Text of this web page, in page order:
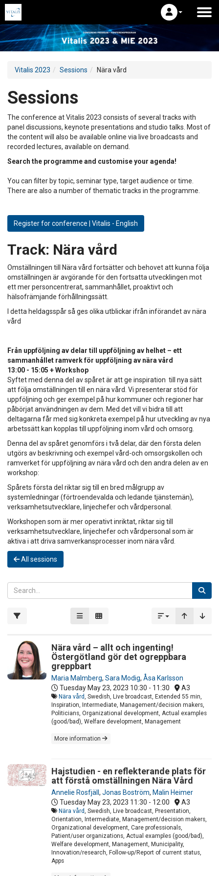
Vitalis 2023 Sessions Nära vård
Sessions
The conference at Vitalis 2023 consists of several tracks with
panel discussions, keynote presentations and studio talks. Most of
the content will also be available online via live broadcasts and
recorded lectures, available on demand.
Search the programme and customise your agenda!
You can filter by topic, seminar type, target audience or time.
There are also a number of thematic tracks in the programme.
Register for conference | Vitalis - English
Track: Nära vård
Omställningen till Nära vård fortsätter och behovet att kunna följa
omställningen är avgörande för den fortsatta utvecklingen mot
ett mer personcentrerat, sammanhållet, proaktivt och
hälsofrämjande förhållningssätt.
I detta heldagsspår så ges olika utblickar ifrån införandet av nära
vård
Från uppföljning av delar till uppföljning av helhet – ett
sammanhållet ramverk för uppföljning av nära vård
13:00 - 15:05 + Workshop
Syftet med denna del av spåret är att ge inspiration till nya sätt
att följa omställningen till en nära vård. Vi presenterar stöd för
uppföljning och ger exempel på hur kommuner och regioner har
påbörjat användningen av dem. Med det vill vi bidra till att
deltagarna får med sig konkreta exempel på hur utveckling av nya
arbetssätt kan kopplas till uppföljning inom vård och omsorg.
Denna del av spåret genomförs i två delar, där den första delen
utgörs av beskrivning och exempel vård-och omsorgskollen och
ramverket för uppföljning av nära vård och den andra delen av en
workshop:
Spårets första del riktar sig till en bred målgrupp av
systemledningar (förtroendevalda och ledande tjänstemän),
verksamhetsutvecklare, linjechefer och vårdpersonal.
Workshopen som är mer operativt inriktat, riktar sig till
verksamhetsutvecklare, linjechefer och vårdpersonal som är
aktiva i att driva samverkansprocesser inom nära vård.
All sessions
Nära vård – allt och ingenting!
Östergötland gör det ogreppbara
greppbart
Maria Malmberg, Sara Modig, Åsa Karlsson
Tuesday May 23, 2023 10:30 - 11:30 A3
Nära vård , Swedish, Live broadcast, Extended 55 min,
Inspiration, Intermediate, Management/decision makers,
Politicians, Organizational development, Actual examples
(good/bad), Welfare development, Management
More information
Hajstudien - en reflekterande plats för
att förstå omställningen Nära Vård
Annelie Rosfjäll , Jonas Boström, Malin Heimer
Tuesday May 23, 2023 11:30 - 12:00 A3
Nära vård , Swedish, Live broadcast, Presentation,
Orientation, Intermediate, Management/decision makers,
Organizational development, Care professionals,
Patient/user organizations, Actual examples (good/bad),
Welfare development, Management, Municipality,
Innovation/research, Follow-up/Report of current status,
Apps